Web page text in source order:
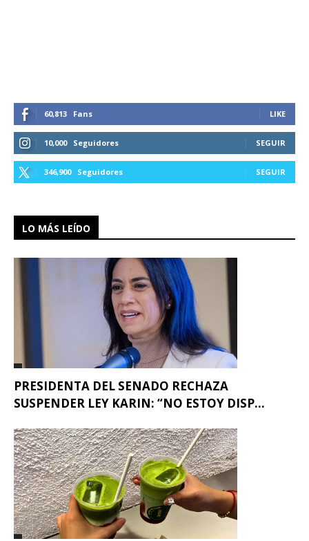
60,813 Fans LIKE
10,000 Seguidores SEGUIR
346,900 Seguidores SEGUIR
LO MÁS LEÍDO
PRESIDENTA DEL SENADO RECHAZA
SUSPENDER LEY KARIN: “NO ESTOY DISP...